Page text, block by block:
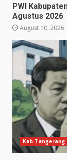
PWI
Agustus 2026
August 10, 2026
Kab.Tangerang